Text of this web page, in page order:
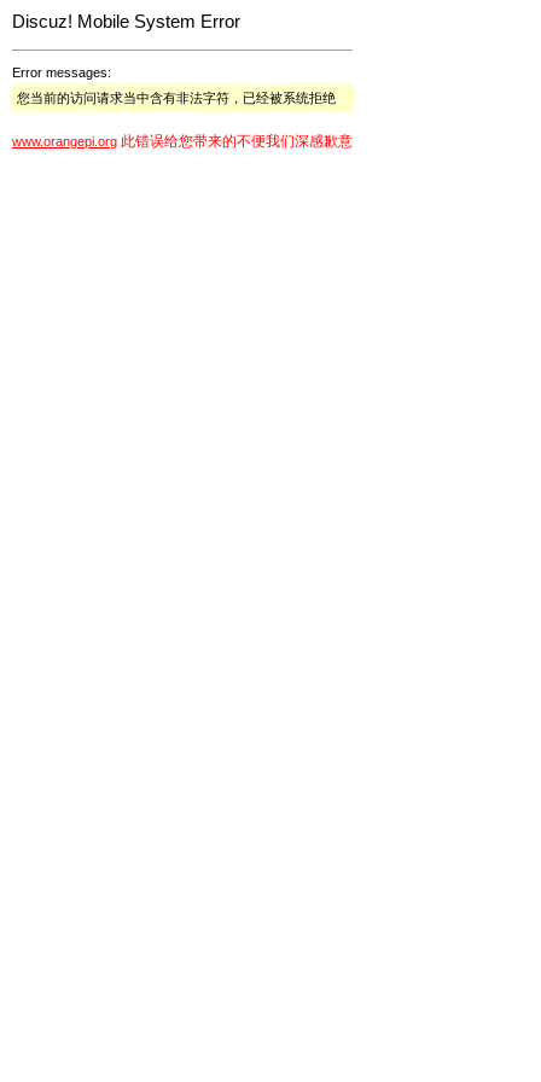
Discuz! Mobile System Error
Error messages:
您当前的访问请求当中含有非法字符，已经被系统拒绝
www.orangepi.org 此错误给您带来的不便我们深感歉意